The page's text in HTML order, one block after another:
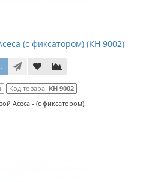
(с фиксатором) (КН 9002)
Код товара: КН 9002
Асеса - (с фиксатором)..